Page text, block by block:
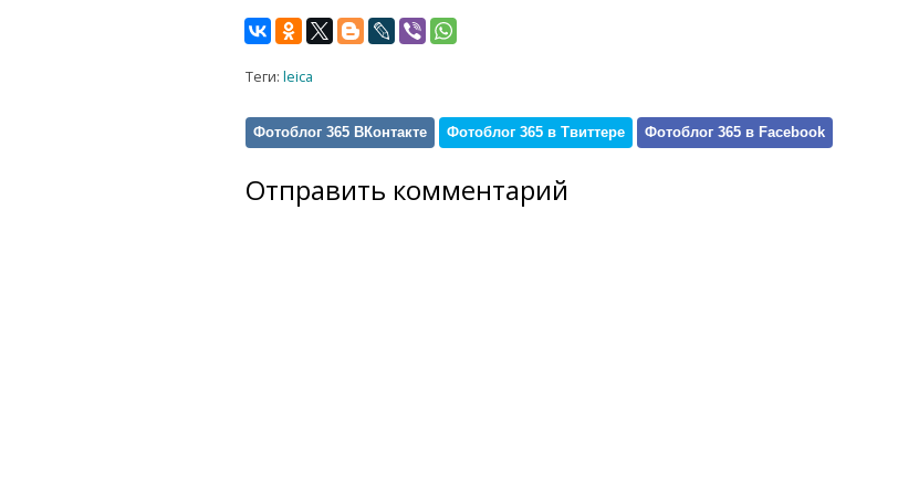
Теги: leica
Фотоблог 365 ВКонтакте Фотоблог 365 в Твиттере Фотоблог 365 в Facebook
Отправить комментарий